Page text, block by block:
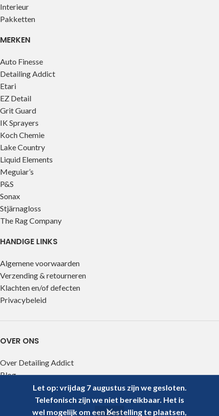
Let op: vrijdag 7 augustus zijn we gesloten.
Telefonisch zijn we niet bereikbaar. Het is
wel mogelijk om een bestelling te plaatsen,
Interieur
Pakketten
MERKEN
Auto Finesse
Detailing Addict
Etari
EZ Detail
Grit Guard
IK Sprayers
Koch Chemie
Lake Country
Liquid Elements
Meguiar’s
P&S
Sonax
Stjärnagloss
The Rag Company
HANDIGE LINKS
Algemene voorwaarden
Verzending & retourneren
Klachten en/of defecten
Privacybeleid
OVER ONS
Over Detailing Addict
Blog
Detailingaddict.com 2026